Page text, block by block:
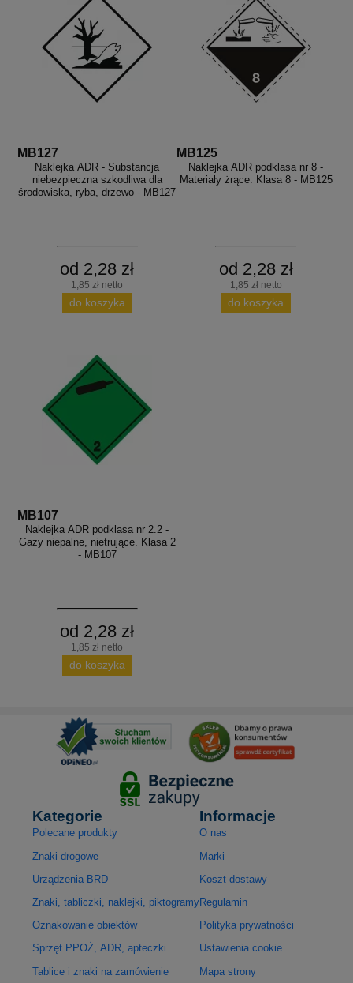
MB127
Naklejka ADR - Substancja
niebezpieczna szkodliwa dla
środowiska, ryba, drzewo - MB127
od 2,28 zł
1,85 zł netto
do koszyka
MB125
Naklejka ADR podklasa nr 8 -
Materiały żrące. Klasa 8 - MB125
od 2,28 zł
1,85 zł netto
do koszyka
MB107
Naklejka ADR podklasa nr 2.2 -
Gazy niepalne, nietrujące. Klasa 2
- MB107
od 2,28 zł
1,85 zł netto
do koszyka
Kategorie
Polecane produkty
Znaki drogowe
Urządzenia BRD
Znaki, tabliczki, naklejki, piktogramy
Oznakowanie obiektów
Sprzęt PPOŻ, ADR, apteczki
Tablice i znaki na zamówienie
Informacje
O nas
Marki
Koszt dostawy
Regulamin
Polityka prywatności
Ustawienia cookie
Mapa strony